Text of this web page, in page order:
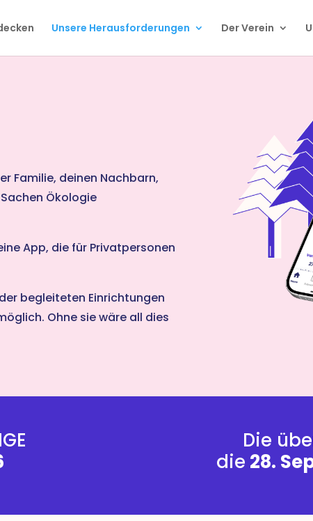
Unsere Herausforderungen Der Verein
Familie, deinen Nachbarn,
Ökologie
App, die für Privatpersonen
begleiteten Einrichtungen
Ohne sie wäre all dies
Die
die 28.